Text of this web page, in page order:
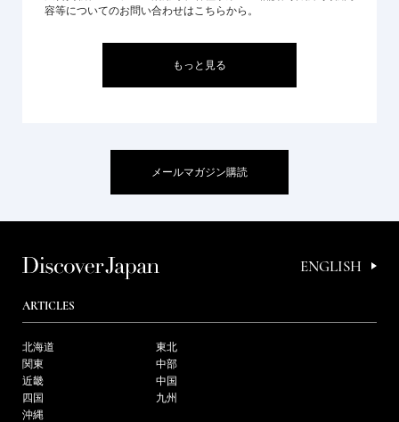
容等についてのお問い合わせはこちらから。
もっと見る
メールマガジン購読
ENGLISH
ARTICLES
北海道
東北
関東
中部
近畿
中国
四国
九州
沖縄